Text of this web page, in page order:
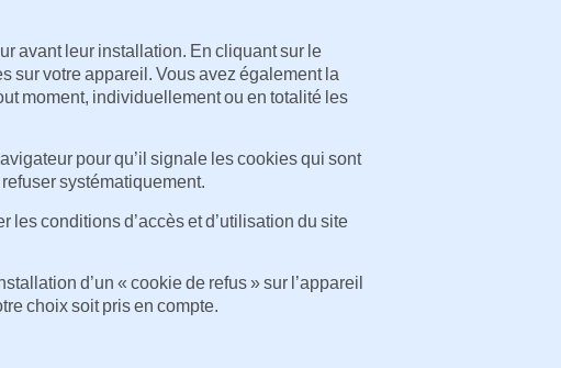
avant leur installation. En cliquant sur le
sur votre appareil. Vous avez également la
moment, individuellement ou en totalité les
pour qu’il signale les cookies qui sont
systématiquement.
conditions d’accès et d’utilisation du site
d’un « cookie de refus » sur l’appareil
choix soit pris en compte.